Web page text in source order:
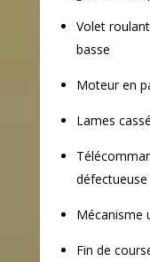
Volet
basse
Moteur en
Lames
défectueuse
Mécanisme
Fin de